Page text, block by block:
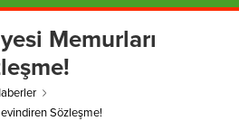
Memurları
Sözleşme!